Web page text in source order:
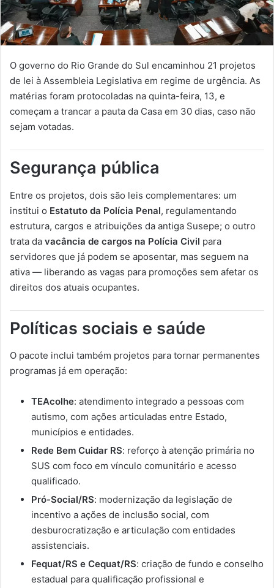
O governo do Rio Grande do Sul encaminhou 21 projetos
de lei à Assembleia Legislativa em regime de urgência. As
matérias foram protocoladas na quinta-feira, 13, e
começam a trancar a pauta da Casa em 30 dias, caso não
sejam votadas.
Segurança pública
Entre os projetos, dois são leis complementares: um
institui o Estatuto da Polícia Penal, regulamentando
estrutura, cargos e atribuições da antiga Susepe; o outro
trata da vacância de cargos na Polícia Civil para
servidores que já podem se aposentar, mas seguem na
ativa — liberando as vagas para promoções sem afetar os
direitos dos atuais ocupantes.
Políticas sociais e saúde
O pacote inclui também projetos para tornar permanentes
programas já em operação:
TEAcolhe: atendimento integrado a pessoas com
autismo, com ações articuladas entre Estado,
municípios e entidades.
Rede Bem Cuidar RS: reforço à atenção primária no
SUS com foco em vínculo comunitário e acesso
qualificado.
Pró-Social/RS: modernização da legislação de
incentivo a ações de inclusão social, com
desburocratização e articulação com entidades
assistenciais.
Fequat/RS e Cequat/RS: criação de fundo e conselho
estadual para qualificação profissional e